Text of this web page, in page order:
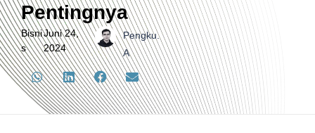
Pentingnya
Bisni
s
Juni 24,
2024
Pengku.
A